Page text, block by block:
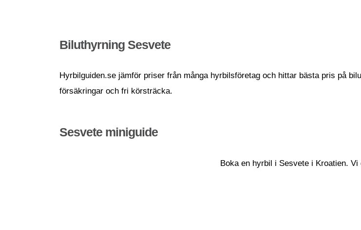
Biluthyrning Sesvete
Hyrbilguiden.se jämför priser från många hyrbilsföretag och hittar bästa pris på
försäkringar och fri körsträcka.
Sesvete miniguide
Boka en hyrbil i Sesvete i Kroatien.